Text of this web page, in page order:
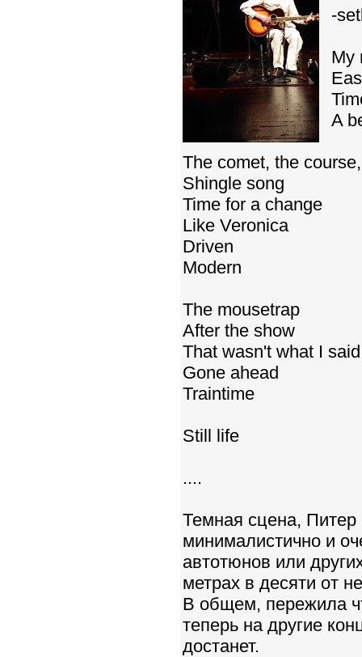
-
My
A
The comet, the
Shingle song
Time for a change
Like Veronica
Driven
Modern
The mousetrap
After the show
That wasn't what I said
Gone ahead
Traintime
Still life
....
Темная сцена, Питер
минималистично и
автотюнов или
метрах в десяти от
В общем, пережила
теперь на другие
достанет.